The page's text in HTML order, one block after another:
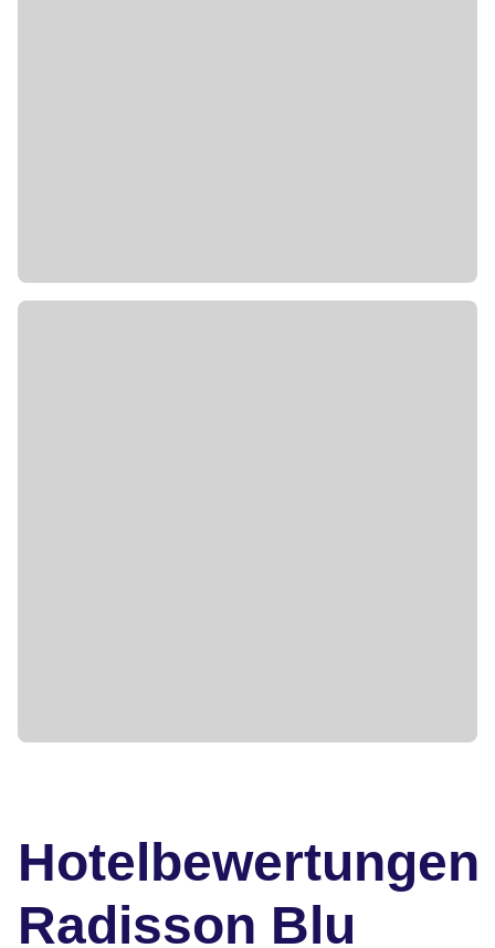
Hotelbewertungen
Radisson Blu